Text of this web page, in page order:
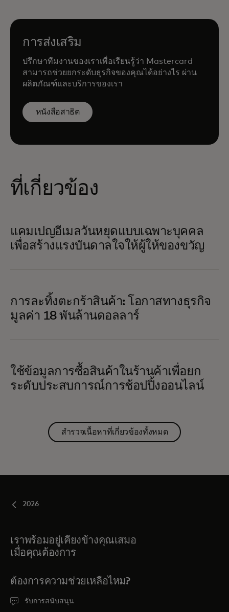
การส่งเสริม
ปรึกษาทีมงานของเราเพื่อเรียนรู้ว่า Mastercard
สามารถช่วยยกระดับธุรกิจของคุณได้อย่างไร ผ่าน
ผลิตภัณฑ์และบริการของเรา
หนังสือสาธิต
ที่เกี่ยวข้อง
แคมเปญอีเมลวันหยุดแบบเฉพาะบุคคล
เพื่อสร้างแรงบันดาลใจให้ผู้ให้ของขวัญ
การละทิ้งตะกร้าสินค้า: โอกาสทางธุรกิจ
มูลค่า 18 พันล้านดอลลาร์
ใช้ข้อมูลการซื้อสินค้าในร้านค้าเพื่อยก
ระดับประสบการณ์การช้อปปิ้งออนไลน์
สำรวจเนื้อหาที่เกี่ยวข้องทั้งหมด
2026
เราพร้อมอยู่เคียงข้างคุณเสมอ
เมื่อคุณต้องการ
ต้องการความช่วยเหลือไหม?
รับการสนับสนุน